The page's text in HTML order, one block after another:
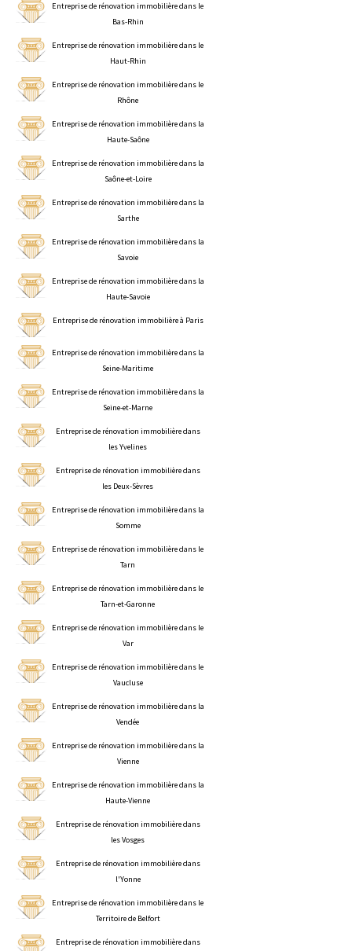
Entreprise de rénovation immobilière dans le
Bas-Rhin
Entreprise de rénovation immobilière dans le
Haut-Rhin
Entreprise de rénovation immobilière dans le
Rhône
Entreprise de rénovation immobilière dans la
Haute-Saône
Entreprise de rénovation immobilière dans la
Saône-et-Loire
Entreprise de rénovation immobilière dans la
Sarthe
Entreprise de rénovation immobilière dans la
Savoie
Entreprise de rénovation immobilière dans la
Haute-Savoie
Entreprise de rénovation immobilière à Paris
Entreprise de rénovation immobilière dans la
Seine-Maritime
Entreprise de rénovation immobilière dans la
Seine-et-Marne
Entreprise de rénovation immobilière dans
les Yvelines
Entreprise de rénovation immobilière dans
les Deux-Sèvres
Entreprise de rénovation immobilière dans la
Somme
Entreprise de rénovation immobilière dans le
Tarn
Entreprise de rénovation immobilière dans le
Tarn-et-Garonne
Entreprise de rénovation immobilière dans le
Var
Entreprise de rénovation immobilière dans le
Vaucluse
Entreprise de rénovation immobilière dans la
Vendée
Entreprise de rénovation immobilière dans la
Vienne
Entreprise de rénovation immobilière dans la
Haute-Vienne
Entreprise de rénovation immobilière dans
les Vosges
Entreprise de rénovation immobilière dans
l'Yonne
Entreprise de rénovation immobilière dans le
Territoire de Belfort
Entreprise de rénovation immobilière dans